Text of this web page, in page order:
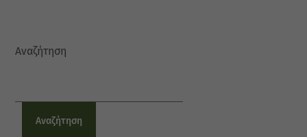
Αναζήτηση
Αναζήτηση